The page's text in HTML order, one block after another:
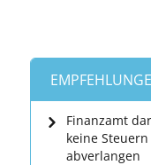
Finanzamt
keine
abverlangen